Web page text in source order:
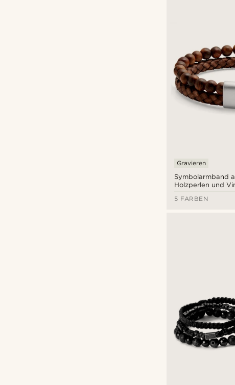
Symbolarmband
Holzperlen und
Gravieren
5 FARBEN